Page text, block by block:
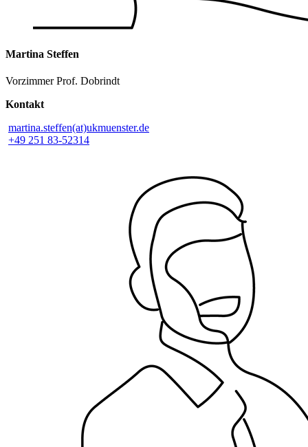
Martina Steffen
Vorzimmer Prof. Dobrindt
Kontakt
martina.steffen(at)ukmuenster.de
+49 251 83-52314